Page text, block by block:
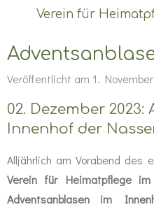
springen
Verein für
Veröffentlicht am 1.
02. Dezember
Innenhof der
Alljährlich am Vorabend des
Verein für Heimatpflege im
Adventsanblasen im